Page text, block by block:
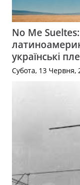
No Me
українські
Субота, 13 Червня,